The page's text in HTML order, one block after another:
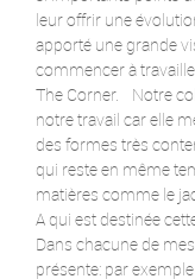
leur offrir une
apporté une grande
commencer à
The Corner. Notre
notre travail car elle
des formes très
qui reste en même
matières comme le
A qui est destinée
Dans chacune de
présente: par